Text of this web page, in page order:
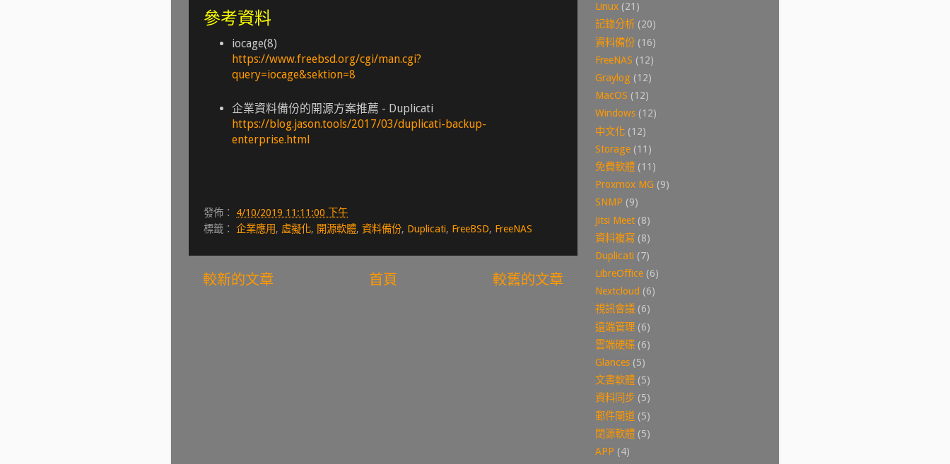
參考資料
iocage(8)
https://www.freebsd.org/cgi/man.cgi?
query=iocage&sektion=8
企業資料備份的開源方案推薦 - Duplicati
https://blog.jason.tools/2017/03/duplicati-backup-
enterprise.html
發佈： 4/10/2019 11:11:00 下午
標籤： 企業應用, 虛擬化, 開源軟體, 資料備份, Duplicati, FreeBSD, FreeNAS
較新的文章 較舊的文章
首頁
Linux (21)
記錄分析 (20)
資料備份 (16)
FreeNAS (12)
Graylog (12)
MacOS (12)
Windows (12)
中文化 (12)
Storage (11)
免費軟體 (11)
Proxmox MG (9)
SNMP (9)
Jitsi Meet (8)
資料複寫 (8)
Duplicati (7)
LibreOffice (6)
Nextcloud (6)
視訊會議 (6)
遠端管理 (6)
雲端硬碟 (6)
Glances (5)
文書軟體 (5)
資料同步 (5)
郵件閘道 (5)
閉源軟體 (5)
APP (4)